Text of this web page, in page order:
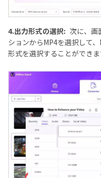
4.出力形式の選択: 次に、画
ションからMP4を選択して
形式を選択することができま